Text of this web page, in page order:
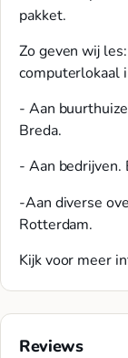
pakket.
Zo geven wij
computerlokaal
- Aan
Breda.
- Aan bedrijven.
-Aan diverse
Rotterdam.
Kijk voor meer
Reviews